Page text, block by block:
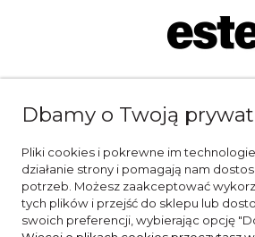
Dbamy o Twoją
Pliki cookies i pokrewne im
działanie strony i pomagają nam
potrzeb. Możesz zaakceptować
tych plików i przejść do sklepu lub
swoich preferencji, wybierając opcję